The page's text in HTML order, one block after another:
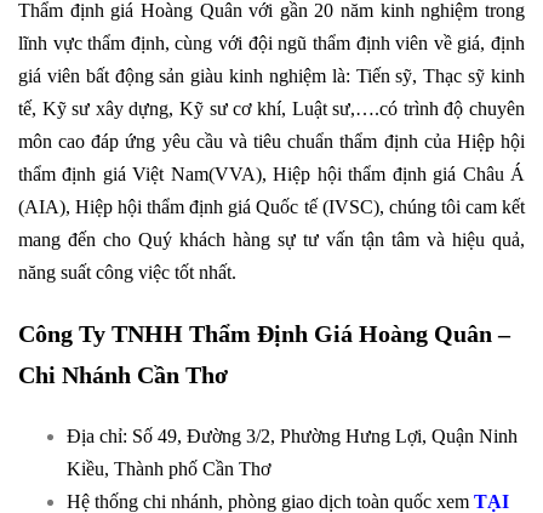
Thẩm định giá Hoàng Quân với gần 20 năm kinh nghiệm trong
lĩnh vực thẩm định, cùng với đội ngũ thẩm định viên về giá, định
giá viên bất động sản giàu kinh nghiệm là: Tiến sỹ, Thạc sỹ kinh
tế, Kỹ sư xây dựng, Kỹ sư cơ khí, Luật sư,….có trình độ chuyên
môn cao đáp ứng yêu cầu và tiêu chuẩn thẩm định của Hiệp hội
thẩm định giá Việt Nam(VVA), Hiệp hội thẩm định giá Châu Á
(AIA), Hiệp hội thẩm định giá Quốc tế (IVSC), chúng tôi cam kết
mang đến cho Quý khách hàng sự tư vấn tận tâm và hiệu quả,
năng suất công việc tốt nhất.
Công Ty TNHH Thẩm Định Giá Hoàng Quân –
Chi Nhánh Cần Thơ
Địa chỉ: Số 49, Đường 3/2, Phường Hưng Lợi, Quận Ninh
Kiều, Thành phố Cần Thơ
Hệ thống chi nhánh, phòng giao dịch toàn quốc xem TẠI